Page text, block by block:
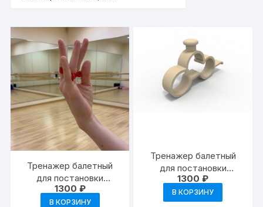
Тренажер балетный
для постановки
пальцев
1300 ₽
В КОРЗИНУ
Тренажер балетный
для постановки
пальцев (цвет
телесный)
1300₽
В КОРЗИНУ